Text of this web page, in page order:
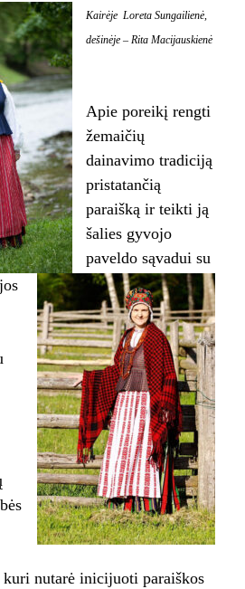
Kairėje Loreta Sungailienė,
dešinėje – Rita Macijauskienė
Apie poreikį rengti
žemaičių
dainavimo tradiciją
pristatančią
paraišką ir teikti ją
šalies gyvojo
paveldo sąvadui su
nutarė inicijuoti paraiškos